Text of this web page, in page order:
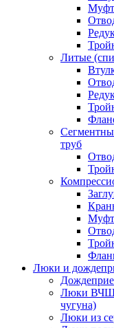
Литые
труб
Люки и
Люки ВЧШГ
чугуна)
Люки из